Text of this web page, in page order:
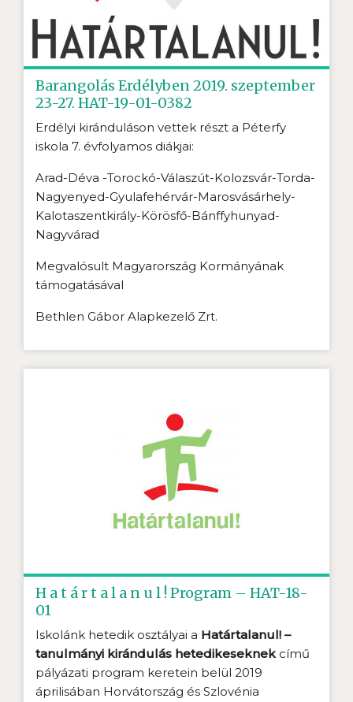
Barangolás Erdélyben 2019. szeptember
23-27. HAT-19-01-0382
Erdélyi kiránduláson vettek részt a Péterfy
iskola 7. évfolyamos diákjai:
Arad-Déva -Torockó-Válaszút-Kolozsvár-Torda-
Nagyenyed-Gyulafehérvár-Marosvásárhely-
Kalotaszentkirály-Körösfő-Bánffyhunyad-
Nagyvárad
Megvalósult Magyarország Kormányának
támogatásával
Bethlen Gábor Alapkezelő Zrt.
H a t á r t a l a n u l ! Program – HAT-18-
01
Iskolánk hetedik osztályai a Határtalanul! –
tanulmányi kirándulás hetedikeseknek című
pályázati program keretein belül 2019
áprilisában Horvátország és Szlovénia